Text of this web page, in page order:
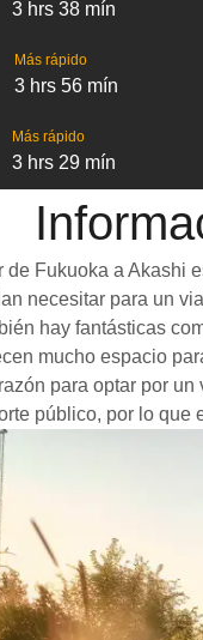
3 hrs 38 mín
Más rápido
3 hrs 56 mín
Más rápido
3 hrs 29 mín
Fukuoka a Akashi
necesitar para un
hay fantásticas
mucho espacio
para optar por
público, por lo que